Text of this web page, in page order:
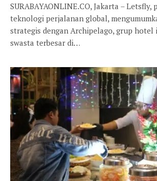
SURABAYAONLINE.CO, Jakarta – Letsfly,
teknologi perjalanan global,
strategis dengan Archipelago, grup hotel
swasta terbesar di…